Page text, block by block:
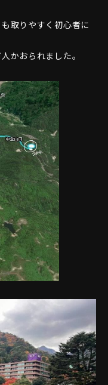
取りやすく初心者に
かおられました。